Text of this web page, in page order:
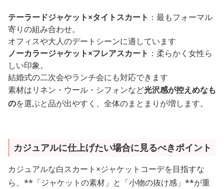
テーラードジャケット×タイトスカート ：最もフォーマル
寄りの組み合わせ。
オフィスや大人のデートシーンに適しています
ノーカラージャケット×フレアスカート ：柔らかく女性ら
しい印象。
結婚式の二次会やランチ会にも対応できます
素材はリネン・ウール・シフォンなど光沢感が控えめなも
のを選ぶと品が出やすく、全体のまとまりが増します。
カジュアルに仕上げたい場合に見るべきポイント
カジュアルな白スカート×ジャケットコーデを目指すな
ら、**「ジャケットの素材」と「小物の抜け感」**が重